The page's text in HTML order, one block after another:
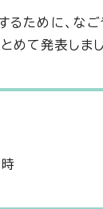
ために、な
めて発表しまし